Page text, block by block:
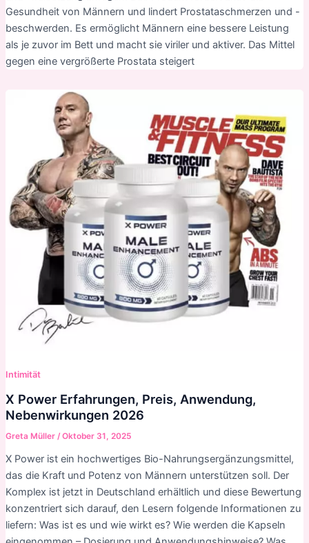
Gesundheit von Männern und lindert Prostataschmerzen und -
beschwerden. Es ermöglicht Männern eine bessere Leistung
als je zuvor im Bett und macht sie viriler und aktiver. Das Mittel
gegen eine vergrößerte Prostata steigert
Intimität
X Power Erfahrungen, Preis, Anwendung,
Nebenwirkungen 2026
Greta Müller /Oktober 31, 2025
X Power ist ein hochwertiges Bio-Nahrungsergänzungsmittel,
das die Kraft und Potenz von Männern unterstützen soll. Der
Komplex ist jetzt in Deutschland erhältlich und diese Bewertung
konzentriert sich darauf, den Lesern folgende Informationen zu
liefern: Was ist es und wie wirkt es? Wie werden die Kapseln